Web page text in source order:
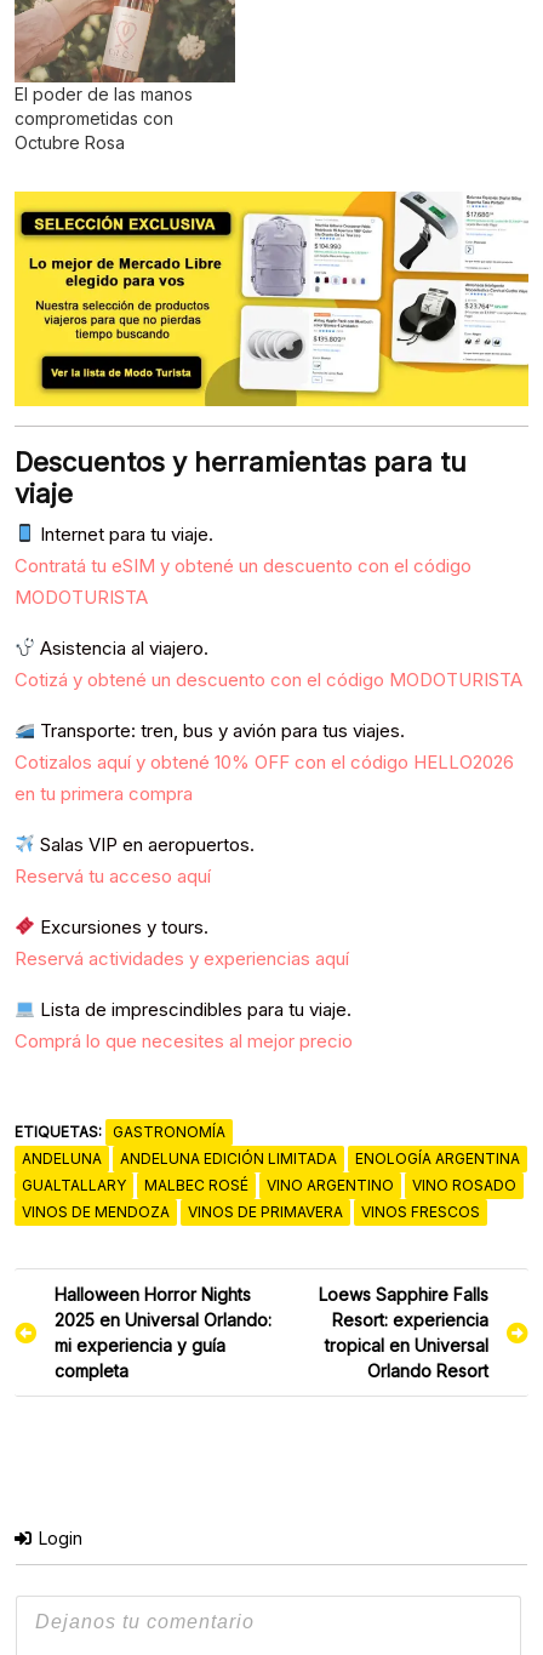
El poder de las manos
comprometidas con
Octubre Rosa
Descuentos y herramientas para tu
viaje
Internet para tu viaje.
Contratá tu eSIM y obtené un descuento con el código
MODOTURISTA
Asistencia al viajero.
Cotizá y obtené un descuento con el código MODOTURISTA
Transporte: tren, bus y avión para tus viajes.
Cotizalos aquí y obtené 10% OFF con el código HELLO2026
en tu primera compra
Salas VIP en aeropuertos.
Reservá tu acceso aquí
Excursiones y tours.
Reservá actividades y experiencias aquí
Lista de imprescindibles para tu viaje.
Comprá lo que necesites al mejor precio
ETIQUETAS: GASTRONOMÍA
ANDELUNA
ANDELUNA EDICIÓN LIMITADA
ENOLOGÍA ARGENTINA
GUALTALLARY
MALBEC ROSÉ VINO ARGENTINO
VINO ROSADO
VINOS DE MENDOZA
VINOS DE PRIMAVERA VINOS FRESCOS
Navegación
de
entradas
Halloween Horror Nights
2025 en Universal Orlando:
mi experiencia y guía
completa
Loews Sapphire Falls
Resort: experiencia
tropical en Universal
Orlando Resort
Login